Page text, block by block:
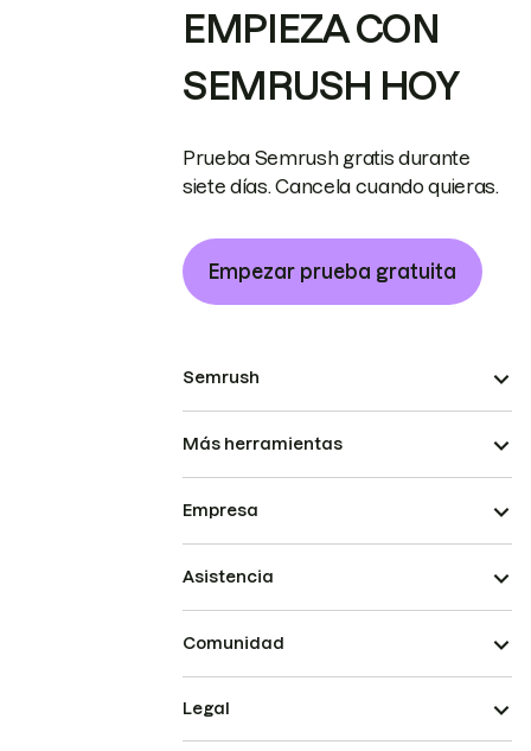
EMPIEZA CON
SEMRUSH HOY
Prueba Semrush gratis durante
siete días. Cancela cuando quieras.
Empezar prueba gratuita
Semrush
Más herramientas
Empresa
Asistencia
Comunidad
Legal